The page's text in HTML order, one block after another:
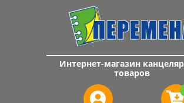
Интернет-магазин
товаров